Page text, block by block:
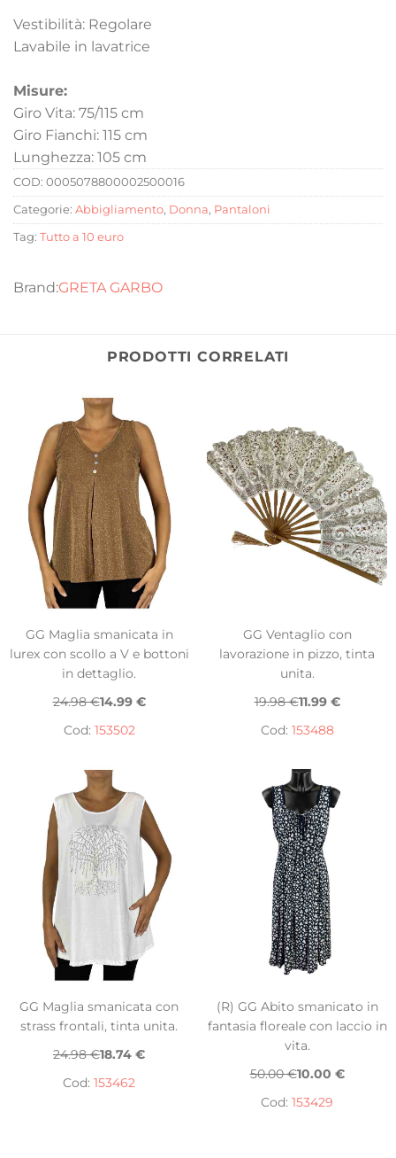
Vestibilità: Regolare
Lavabile in lavatrice
Misure:
Giro Vita: 75/115 cm
Giro Fianchi: 115 cm
Lunghezza: 105 cm
COD: 0005078800002500016
Categorie: Abbigliamento, Donna, Pantaloni
Tag: Tutto a 10 euro
GRETA GARBO
PRODOTTI CORRELATI
GG Maglia smanicata in
lurex con scollo a V e bottoni
in dettaglio.
24.98 €14.99 €
Cod: 153502
GG Ventaglio con
lavorazione in pizzo, tinta
unita.
19.98 €11.99 €
Cod: 153488
GG Maglia smanicata con
strass frontali, tinta unita.
24.98 €18.74 €
Cod: 153462
(R) GG Abito smanicato in
fantasia floreale con laccio in
vita.
50.00 €10.00 €
Cod: 153429